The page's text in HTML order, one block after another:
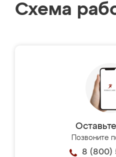
Схема
Позвоните
8 (800)